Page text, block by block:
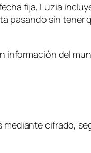
fija, Luzia
pasando sin tener
información del
cifrado,